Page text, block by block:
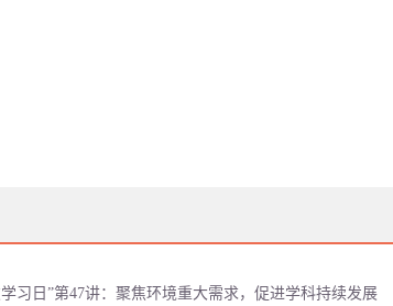
习日”第47讲：聚焦环境重大需求，促进学科持续发展